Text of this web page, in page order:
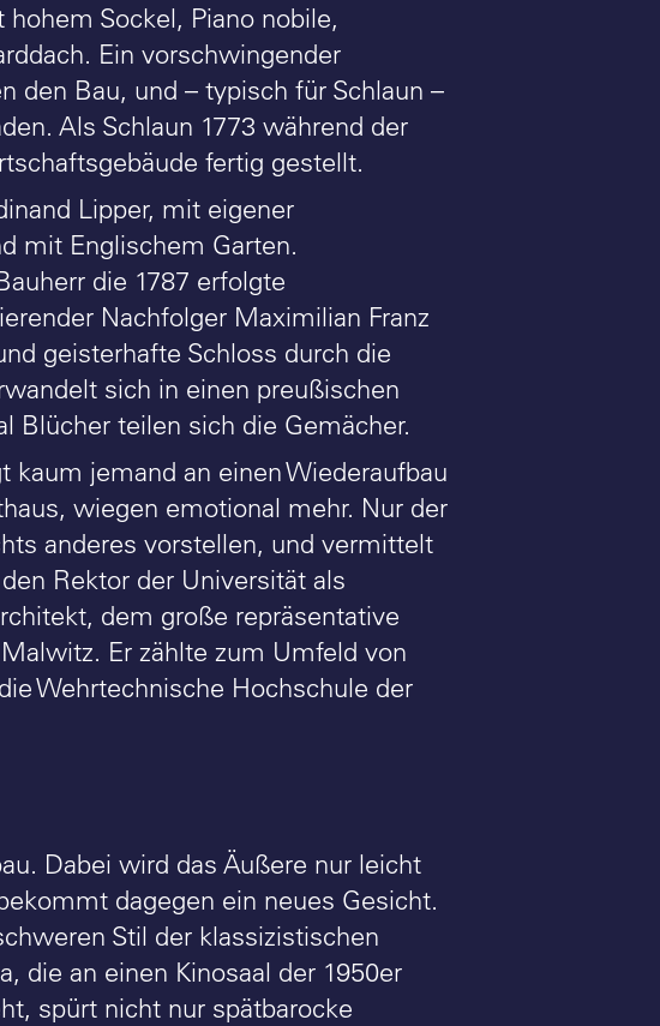
Sockel, Piano nobile,
Ein vorschwingender
Bau, und – typisch für Schlaun –
Als Schlaun 1773 während der
fertig gestellt.
Lipper, mit eigener
mit Englischem Garten.
die 1787 erfolgte
Nachfolger Maximilian Franz
geisterhafte Schloss durch die
sich in einen preußischen
Blücher teilen sich die Gemächer.
jemand an einen Wiederaufbau
wiegen emotional mehr. Nur der
anderes vorstellen, und vermittelt
Rektor der Universität als
dem große repräsentative
Er zählte zum Umfeld von
Wehrtechnische Hochschule der
Dabei wird das Äußere nur leicht
dagegen ein neues Gesicht.
Stil der klassizistischen
die an einen Kinosaal der 1950er
spürt nicht nur spätbarocke